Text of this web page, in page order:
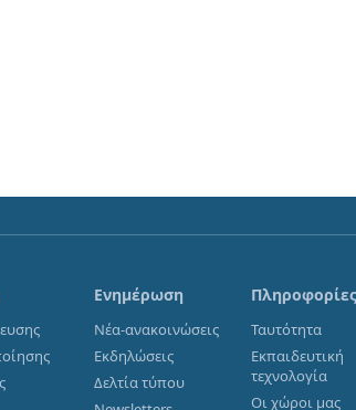
Ενημέρωση
Νέα-ανακοινώσεις
Εκδηλώσεις
Δελτία τύπου
Πληροφορίες
Ταυτότητα
Εκπαιδευτική
τεχνολογία
Οι χώροι μας